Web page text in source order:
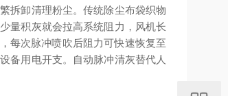
拆卸清理粉尘。传统除尘布袋织物
量积灰就会拉高系统阻力，风机长
每次脉冲喷吹后阻力可快速恢复至
备用电开支。自动脉冲清灰替代人